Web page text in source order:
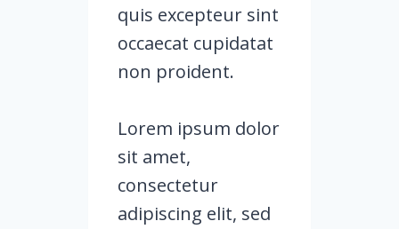
quis excepteur sint
occaecat cupidatat
non proident.
Lorem ipsum dolor
sit amet,
consectetur
adipiscing elit, sed